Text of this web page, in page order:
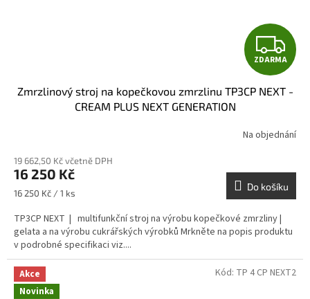
Z
D
A
R
A
ZDARMA
Zmrzlinový stroj na kopečkovou zmrzlinu TP3CP NEXT -
CREAM PLUS NEXT GENERATION
Na objednání
19 662,50 Kč včetně DPH
16 250 Kč
Měrná
16 250 Kč / 1 ks
Do košíku
TP3CP NEXT | multifunkční stroj na výrobu kopečkové zmrzliny |
gelata a na výrobu cukrářských výrobků Mrkněte na popis produktu
v podrobné specifikaci viz....
Akce
Novinka
Kód: TP 4 CP NEXT2